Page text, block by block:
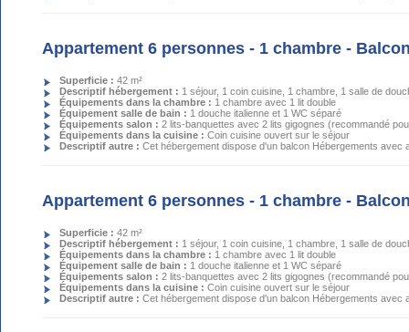
Appartement 6 personnes - 1 chambre -
Superficie :42 m²
Descriptif hébergement : 1 séjour, 1 coin cuisine, 1 chambre, 1 salle de
Équipements dans la chambre : 1 chambre avec 1 lit double
Équipement salle de bain : 1 douche italienne et 1 WC séparé
Équipements salon :2 lits-banquettes avec 2 lits gigognes (recommandé
Équipements dans la cuisine :Coin cuisine ouvert sur le séjour
Descriptif autre :Cet hébergement dispose d'un balcon Hébergements avec
Appartement 6 personnes - 1 chambre -
Superficie :42 m²
Descriptif hébergement : 1 séjour, 1 coin cuisine, 1 chambre, 1 salle de
Équipements dans la chambre : 1 chambre avec 1 lit double
Équipement salle de bain : 1 douche italienne et 1 WC séparé
Équipements salon :2 lits-banquettes avec 2 lits gigognes (recommandé
Équipements dans la cuisine :Coin cuisine ouvert sur le séjour
Descriptif autre :Cet hébergement dispose d'un balcon Hébergements avec